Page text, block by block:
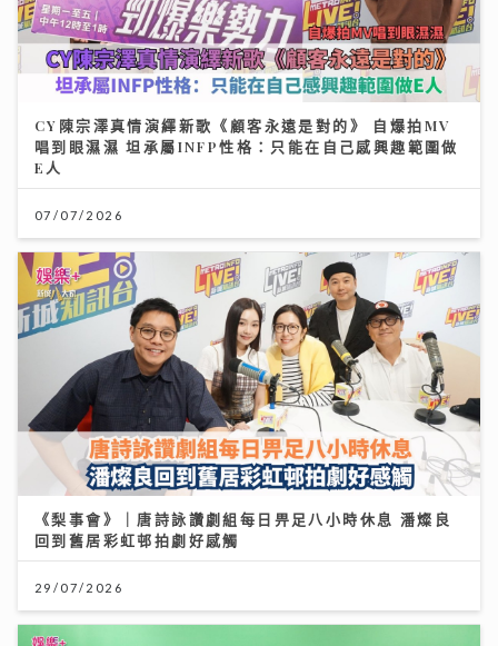
CY陳宗澤真情演繹新歌《顧客永遠是對的》 自爆拍MV
唱到眼濕濕 坦承屬INFP性格：只能在自己感興趣範圍做
E人
07/07/2026
《梨事會》｜唐詩詠讚劇組每日畀足八小時休息 潘燦良
回到舊居彩虹邨拍劇好感觸
29/07/2026